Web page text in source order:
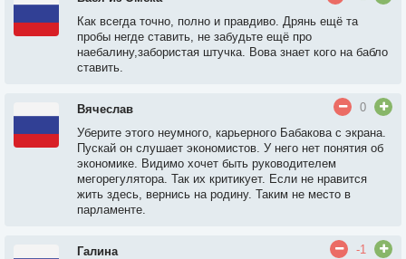
Как всегда точно, полно и правдиво. Дрянь ещё та
пробы негде ставить, не забудьте ещё про
наебалину,забористая штучка. Вова знает кого на бабло
ставить.
Вячеслав
0
Уберите этого неумного, карьерного Бабакова с экрана.
Пускай он слушает экономистов. У него нет понятия об
экономике. Видимо хочет быть руководителем
мегорегулятора. Так их критикует. Если не нравится
жить здесь, вернись на родину. Таким не место в
парламенте.
Галина
-1